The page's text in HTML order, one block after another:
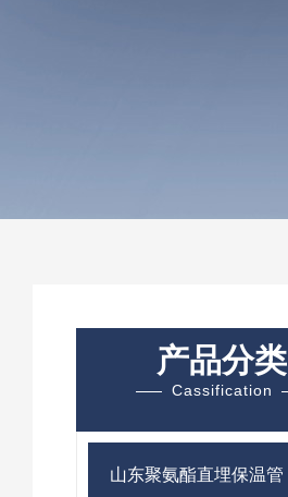
产品分类
Cassification
山东聚氨酯直埋保温管